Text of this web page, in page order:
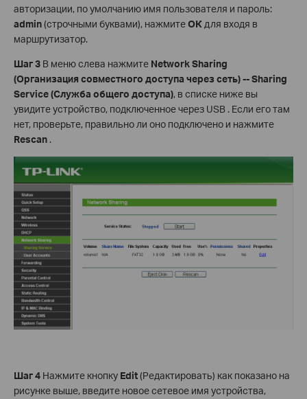
авторизации, по умолчанию имя пользователя и пароль:
admin(строчными буквами), нажмитеОК для входя в
маршрутизатор.
Шаг 3 В меню слева нажмите Network Sharing
(Организация совместного доступа через сеть) -- Sharing
Service (Служба общего доступа), в списке ниже вы
увидите устройство, подключенное через USB . Если его там
нет, проверьте, правильно ли оно подключено и нажмите
Rescan .
Шаг 4 Нажмите кнопку Edit(Редактировать) как показано на
рисунке выше, введите новое сетевое имя устройства,